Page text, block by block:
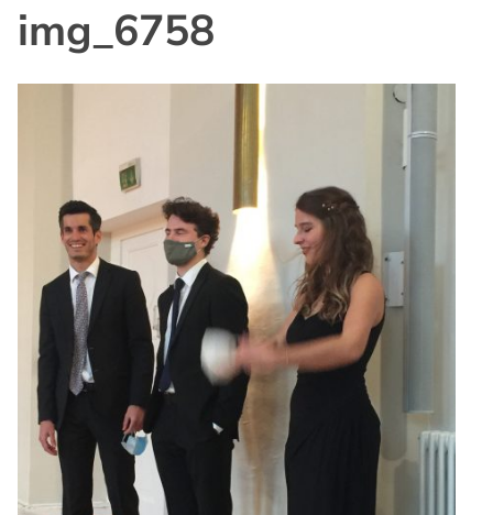
img_6758